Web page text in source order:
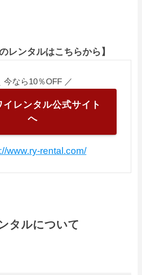
レンタルはこちらから】
今なら10％OFF ／
イレンタル公式サイト
へ
www.ry-rental.com/
タルについて